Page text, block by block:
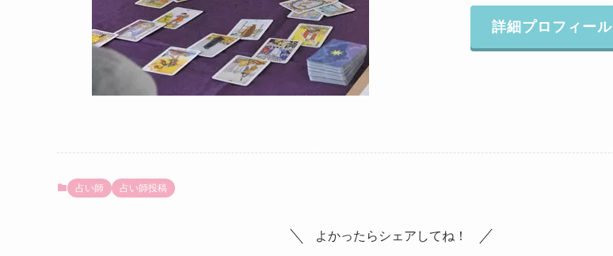
詳細プロフィール
占い師 占い師投稿
よかったらシェアしてね！